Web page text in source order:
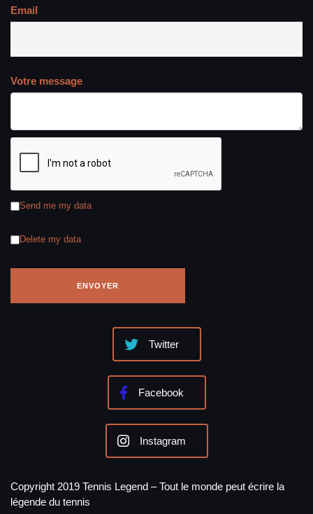
Email
Votre message
Send me my data
Delete my data
Twitter
Facebook
Instagram
Copyright 2019 Tennis Legend – Tout le monde peut écrire la
légende du tennis